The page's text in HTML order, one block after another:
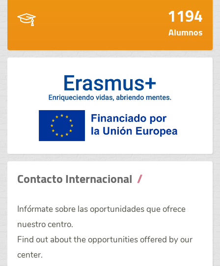
1194
Alumnos
Contacto Internacional
Infórmate sobre las oportunidades que ofrece
nuestro centro.
Find out about the opportunities offered by our
center.